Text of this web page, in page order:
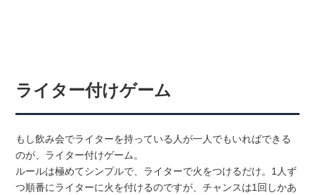
ライター付けゲーム
もし飲み会でライターを持っている人が一人でもいればできる
のが、ライター付けゲーム。
ルールは極めてシンプルで、ライターで火をつけるだけ。1人ず
つ順番にライターに火を付けるのですが、チャンスは1回しかあ